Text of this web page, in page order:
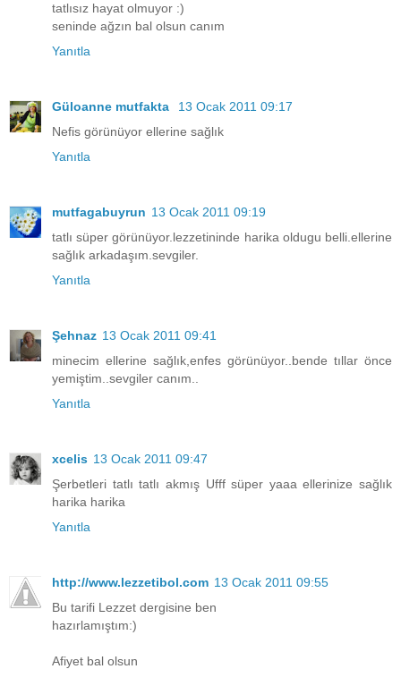
tatlısız hayat olmuyor :)
seninde ağzın bal olsun canım
Yanıtla
Güloanne mutfakta
13 Ocak 2011 09:17
Nefis görünüyor ellerine sağlık
Yanıtla
mutfagabuyrun 13 Ocak 2011 09:19
tatlı süper görünüyor.lezzetininde harika oldugu belli.ellerine
sağlık arkadaşım.sevgiler.
Yanıtla
Şehnaz 13 Ocak 2011 09:41
minecim ellerine sağlık,enfes görünüyor..bende tıllar önce
yemiştim..sevgiler canım..
Yanıtla
xcelis 13 Ocak 2011 09:47
Şerbetleri tatlı tatlı akmış Ufff süper yaaa ellerinize sağlık
harika harika
Yanıtla
http://www.lezzetibol.com 13 Ocak 2011 09:55
Bu tarifi Lezzet dergisine ben
hazırlamıştım:)
Afiyet bal olsun